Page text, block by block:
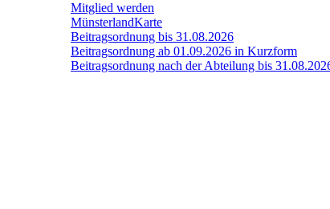
Mitglied werden
MünsterlandKarte
Beitragsordnung bis 31.08.2026
Beitragsordnung ab 01.09.2026 in Kurzform
Beitragsordnung nach der Abteilung bis